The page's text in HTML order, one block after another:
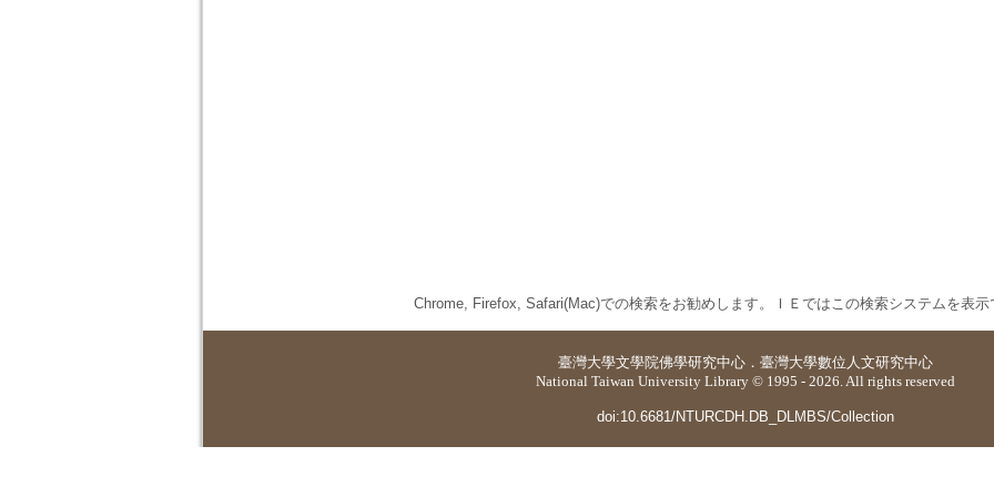
Chrome, Firefox, Safari(Mac)での検索をお勧めします。ＩＥではこの検索システムを表示
臺灣大學文學院佛學研究中心 ． 臺灣大學數位人文研究中心
National Taiwan University Library © 1995 - 2026. All rights reserved
doi:10.6681/NTURCDH.DB_DLMBS/Collection